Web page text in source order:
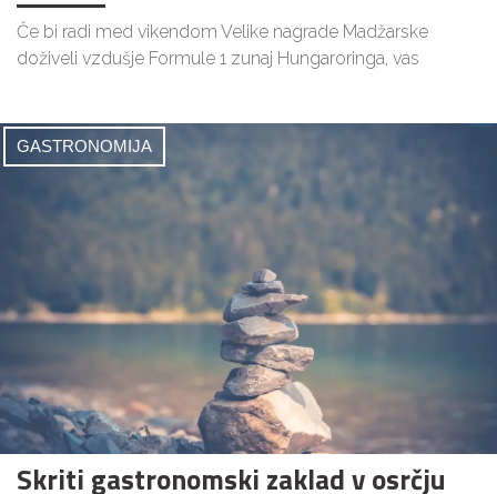
Če bi radi med vikendom Velike nagrade Madžarske
doživeli vzdušje Formule 1 zunaj Hungaroringa, vas
GASTRONOMIJA
Skriti gastronomski zaklad v osrčju